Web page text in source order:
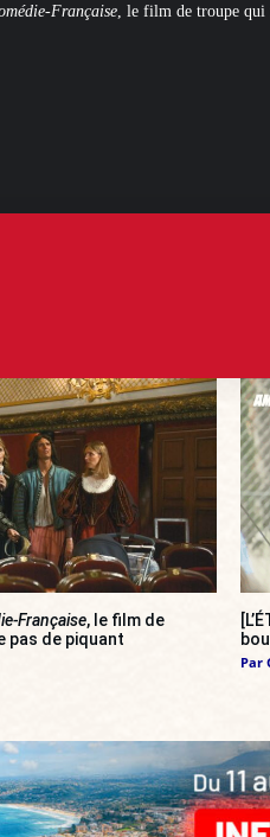
qui ne manque pas de piquant
Française, le film de
pas de piquant
Par